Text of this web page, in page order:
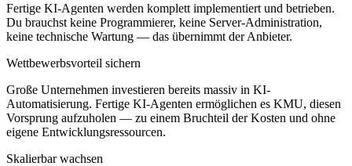
Fertige KI-Agenten werden komplett implementiert und betrieben.
Du brauchst keine Programmierer, keine Server-Administration,
keine technische Wartung — das übernimmt der Anbieter.
Wettbewerbsvorteil sichern
Große Unternehmen investieren bereits massiv in KI-
Automatisierung. Fertige KI-Agenten ermöglichen es KMU, diesen
Vorsprung aufzuholen — zu einem Bruchteil der Kosten und ohne
eigene Entwicklungsressourcen.
Skalierbar wachsen